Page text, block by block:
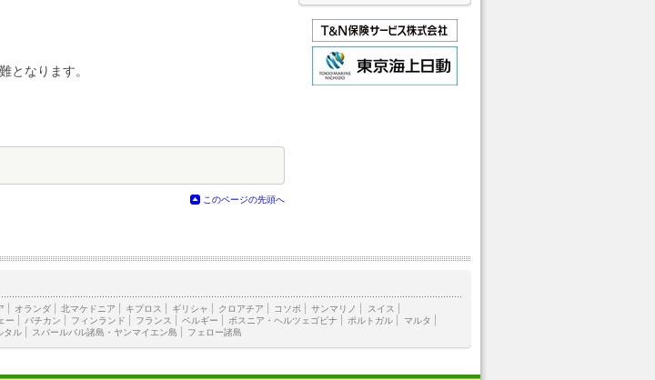
となります。
このページの先頭へ
オランダ| 北マケドニア キプロス ギリシャ クロアチア コソボ サンマリノ スイス
ー バチカン フィンランド フランス ベルギー ボスニア・ヘルツェゴビナ ポルトガル マルタ
タル| スバールバル諸島・ヤンマイエン島 フェロー諸島